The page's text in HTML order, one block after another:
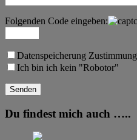
Folgenden Code eingeben:
Datenspeicherung Zustimmung
Ich bin ich kein "Robotor"
Du findest mich auch …..